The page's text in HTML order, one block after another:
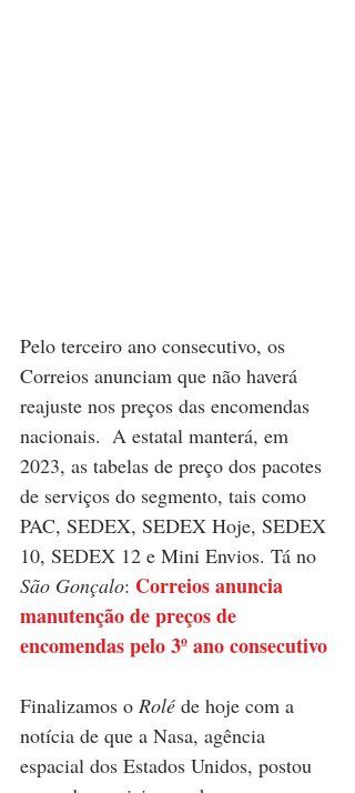
Pelo terceiro ano consecutivo, os
Correios anunciam que não haverá
reajuste nos preços das encomendas
nacionais.  A estatal manterá, em
2023, as tabelas de preço dos pacotes
de serviços do segmento, tais como
PAC, SEDEX, SEDEX Hoje, SEDEX
10, SEDEX 12 e Mini Envios. Tá no
São Gonçalo: Correios anuncia
manutenção de preços de
encomendas pelo 3º ano consecutivo
Finalizamos o Rolé de hoje com a
notícia de que a Nasa, agência
espacial dos Estados Unidos, postou